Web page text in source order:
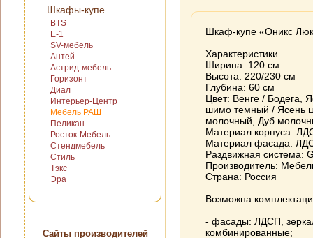
Шкафы-купе
BTS
E-1
SV-мебель
Антей
Астрид-мебель
Горизонт
Диал
Интерьер-Центр
Мебель РАШ
Пеликан
Росток-Мебель
Стендмебель
Стиль
Тэкс
Эра
Сайты производителей
Шкаф-купе «Оникс
Характеристики
Ширина: 120 см
Высота: 220/230 см
Глубина: 60 см
Цвет: Венге / Бодега,
шимо темный / Ясень
молочный, Дуб
Материал корпуса:
Материал фасада:
Раздвижная система:
Производитель:
Страна: Россия
Возможна
- фасады: ЛДСП,
комбинированные;